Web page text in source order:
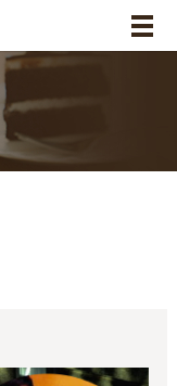
メ